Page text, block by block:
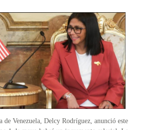
de Venezuela, Delcy Rodríguez, anunció este